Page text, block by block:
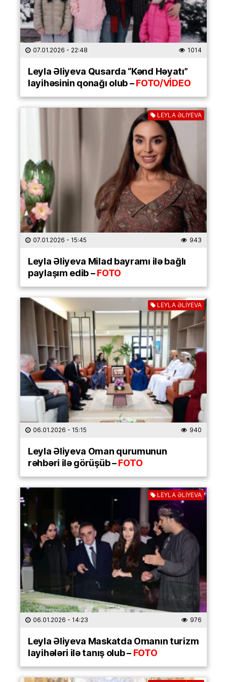
07.01.2026 - 22:48 1014
Leyla Əliyeva Qusarda “Kənd Həyatı”
layihəsinin qonağı olub –FOTO/VİDEO
LEYLA ƏLİYEVA
07.01.2026 - 15:45 943
Leyla Əliyeva Milad bayramı ilə bağlı
paylaşım edib –FOTO
LEYLA ƏLİYEVA
06.01.2026 - 15:15 940
Leyla Əliyeva Oman qurumunun
rəhbəri ilə görüşüb –FOTO
LEYLA ƏLİYEVA
06.01.2026 - 14:23 976
Leyla Əliyeva Maskatda Omanın turizm
layihələri ilə tanış olub –FOTO